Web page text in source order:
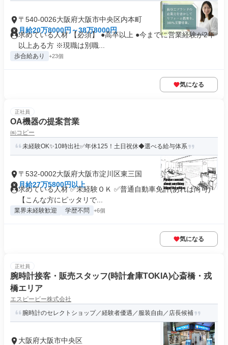
〒540-0026大阪府大阪市中央区内本町
月給20万8000円～38万8000円
求めている人材 【必須】 ●高卒以上 ●今までに営業経験が2年
以上ある方 ※現職は別職...
歩合給あり +23個
気になる
正社員
OA機器の提案営業
㈱コピー
未経験OK✨10時出社✅年休125！土日祝休◆選べる給与体系
〒532-0002大阪府大阪市淀川区東三国
月給27万5800円以上
求めている人材 ✅未経験ＯＫ ✅普通自動車免許(あれば尚可)
【こんな方にピッタリで...
業界未経験歓迎 学歴不問 +6個
気になる
正社員
腕時計接客・販売スタッフ(時計倉庫TOKIA)心斎橋・戎
橋エリア
エスピービー株式会社
腕時計のセレクトショップ／経験者優遇／服装自由／店長候補
大阪府大阪市中央区